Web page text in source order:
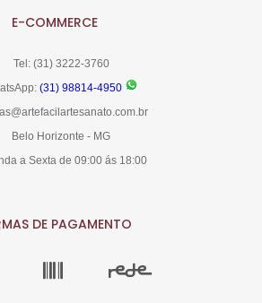
E-COMMERCE
Tel: (31) 3222-3760
(31) 98814-4950
Belo Horizonte - MG
a Sexta de 09:00 ás 18:00
DE PAGAMENTO